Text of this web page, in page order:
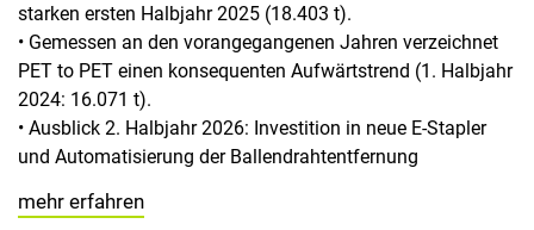
starken ersten Halbjahr 2025 (18.403 t).
• Gemessen an den vorangegangenen Jahren verzeichnet
PET to PET einen konsequenten Aufwärtstrend (1. Halbjahr
2024: 16.071 t).
• Ausblick 2. Halbjahr 2026: Investition in neue E-Stapler
und Automatisierung der Ballendrahtentfernung
mehr erfahren